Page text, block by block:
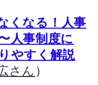
くなる！人事
人事制度に
やすく解説
さん ）